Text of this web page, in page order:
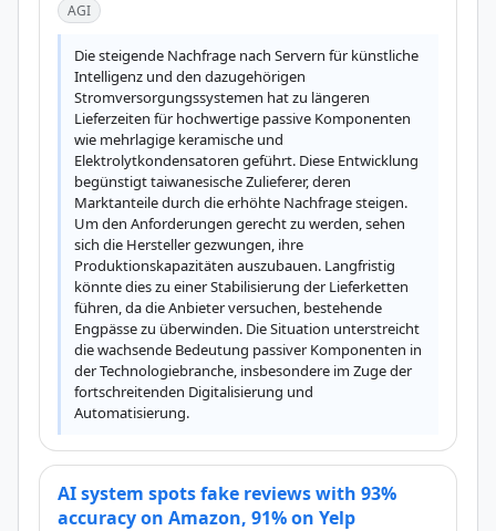
AGI
Die steigende Nachfrage nach Servern für künstliche
Intelligenz und den dazugehörigen
Stromversorgungssystemen hat zu längeren
Lieferzeiten für hochwertige passive Komponenten
wie mehrlagige keramische und
Elektrolytkondensatoren geführt. Diese Entwicklung
begünstigt taiwanesische Zulieferer, deren
Marktanteile durch die erhöhte Nachfrage steigen.
Um den Anforderungen gerecht zu werden, sehen
sich die Hersteller gezwungen, ihre
Produktionskapazitäten auszubauen. Langfristig
könnte dies zu einer Stabilisierung der Lieferketten
führen, da die Anbieter versuchen, bestehende
Engpässe zu überwinden. Die Situation unterstreicht
die wachsende Bedeutung passiver Komponenten in
der Technologiebranche, insbesondere im Zuge der
fortschreitenden Digitalisierung und
Automatisierung.
AI system spots fake reviews with 93%
accuracy on Amazon, 91% on Yelp